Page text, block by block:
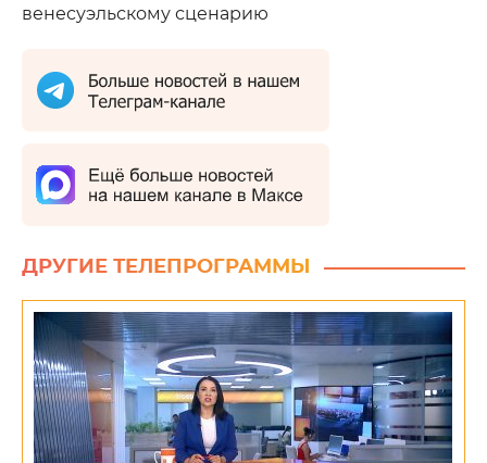
венесуэльскому сценарию
ДРУГИЕ ТЕЛЕПРОГРАММЫ